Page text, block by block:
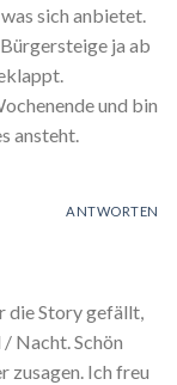
sich anbietet.
ja ab
und bin
ansteht.
ANTWORTEN
die Story gefällt,
Nacht. Schön
zusagen. Ich freu